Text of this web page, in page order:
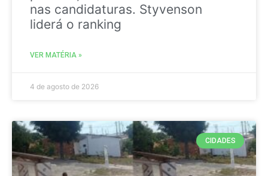
nas candidaturas. Styvenson
liderá o ranking
VER MATÉRIA »
4 de agosto de 2026
CIDADES